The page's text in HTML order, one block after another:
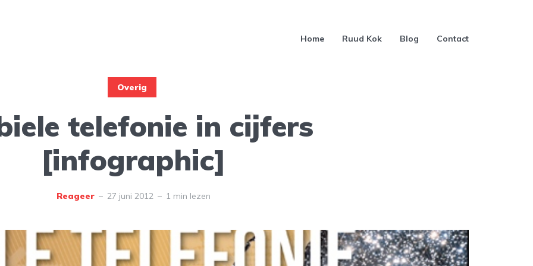
Home Ruud Kok Blog Contact
Overig
telefonie in cijfers
[infographic]
Reageer 27 juni 2012 1 min lezen